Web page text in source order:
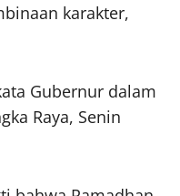
karakter,
Gubernur dalam
Raya, Senin